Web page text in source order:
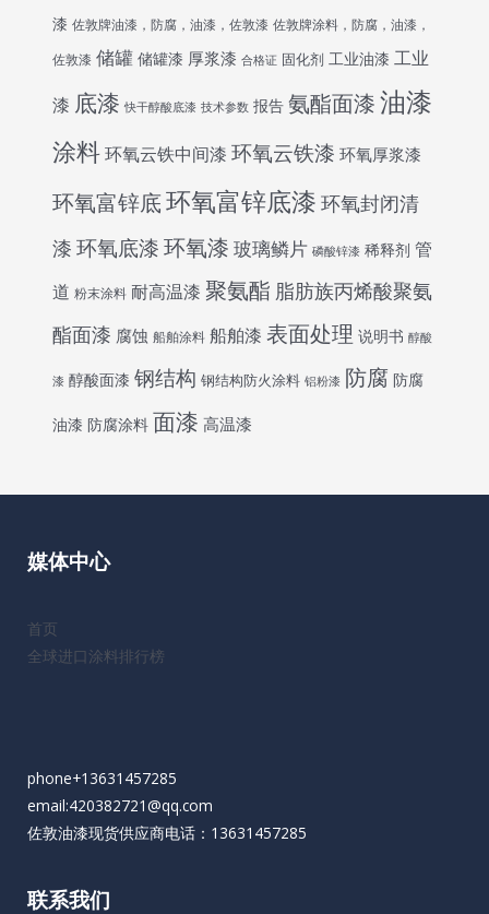
漆 佐敦牌油漆，防腐，油漆，佐敦漆 佐敦牌涂料，防腐，油漆，
佐敦漆 储罐 储罐漆 厚浆漆 合格证 固化剂 工业油漆 工业
漆 底漆 快干醇酸底漆 技术参数 报告 氨酯面漆 油漆
涂料 环氧云铁中间漆 环氧云铁漆 环氧厚浆漆
环氧富锌底环氧富锌底漆 环氧封闭清
漆 环氧底漆 环氧漆 玻璃鳞片 磷酸锌漆 稀释剂 管
道 粉末涂料 耐高温漆 聚氨酯 脂肪族丙烯酸聚氨
酯面漆 腐蚀 船舶涂料 船舶漆 表面处理 说明书 醇酸
漆 醇酸面漆 钢结构 钢结构防火涂料 铝粉漆 防腐 防腐
油漆 防腐涂料 面漆 高温漆
媒体中心
首页
全球进口涂料排行榜
phone+13631457285
email:420382721@qq.com
佐敦油漆现货供应商电话：13631457285
联系我们